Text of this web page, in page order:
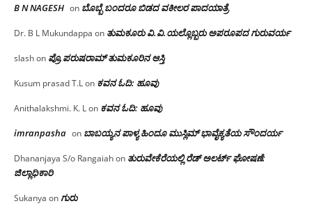
B N NAGESH on ಬೊಬ್ಬೆ ಬಂದರೂ ಬಿಡದ ವಕೀಲರ ಪಾದಯಾತ್ರೆ
Dr. B L Mukundappa on ತುಮಕೂರು‌ ವಿ.ವಿ.ಯಲ್ಲೊಬ್ಬರು ಅಪರೂಪದ ಗುರುವರ್ಯ
slashon ಪ್ರೊ.ಪರುಷರಾಮ್ ತುಮಕೂರಿನ ಆಸ್ತಿ
Kusum prasad T.Lon ಕವನ ಓದಿ: ಹೂವು
Anithalakshmi. K. Lon ಕವನ ಓದಿ: ಹೂವು
imranpasha on ಬಾಬಯ್ಯನ ಪಾಳ್ಯ ಹಿಂದೂ ಮುಸ್ಲಿಮ್ ಭಾವೈಕ್ಯತೆಯ ಸೌಂದರ್ಯ
Dhananjaya S/o Rangaiahon ತುರುವೇಕೆರೆಯಲ್ಲಿ ರೆಡ್ ಅಲರ್ಟ್ ಘೋಷಣೆ:
ಜಿಲ್ಲಾಧಿಕಾರಿ
Sukanya onಗುರು